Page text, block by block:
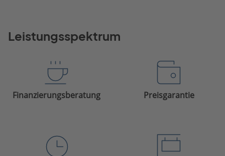
Leistungsspektrum
Finanzierungsberatung Preisgarantie